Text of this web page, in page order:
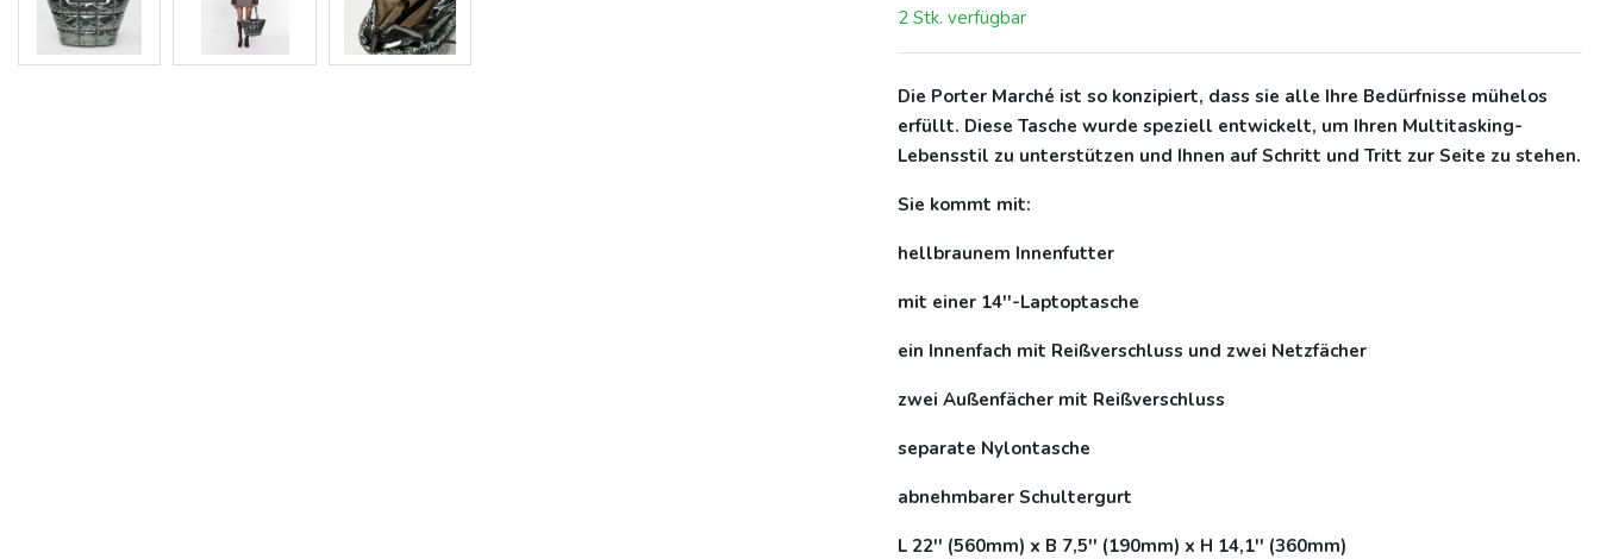
2 Stk. verfügbar
Die Porter Marché ist so konzipiert, dass sie alle Ihre Bedürfnisse mühelos
erfüllt. Diese Tasche wurde speziell entwickelt, um Ihren Multitasking-
Lebensstil zu unterstützen und Ihnen auf Schritt und Tritt zur Seite zu stehen.
Sie kommt mit:
hellbraunem Innenfutter
mit einer 14''-Laptoptasche
ein Innenfach mit Reißverschluss und zwei Netzfächer
zwei Außenfächer mit Reißverschluss
separate Nylontasche
abnehmbarer Schultergurt
L 22'' (560mm) x B 7,5'' (190mm) x H 14,1'' (360mm)